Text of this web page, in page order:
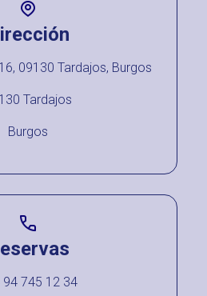
09130 Tardajos, Burgos
Tardajos
Burgos
94 745 12 34